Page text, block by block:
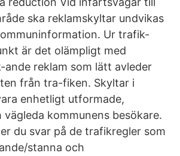
ska reklamskyltar undvikas
Ur trafik-
är det olämpligt med
ande reklam som lätt avleder
från tra-fiken. Skyltar i
enhetligt utformade,
kommunens besökare.
du svar på de trafikregler som
stanna och